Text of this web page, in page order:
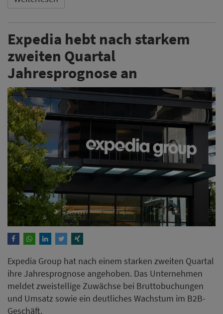
Expedia hebt nach starkem
zweiten Quartal
Jahresprognose an
Expedia Group hat nach einem starken zweiten Quartal
ihre Jahresprognose angehoben. Das Unternehmen
meldet zweistellige Zuwächse bei Bruttobuchungen
und Umsatz sowie ein deutliches Wachstum im B2B-
Geschäft.